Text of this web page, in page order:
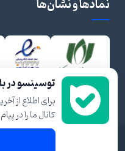
نمادها و نشان‌ها
توسینسو در
برای اطلاع از
کانال ما را در